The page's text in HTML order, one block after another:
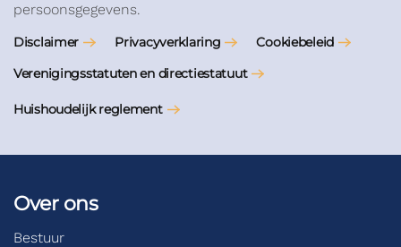
persoonsgegevens.
Disclaimer Privacyverklaring
Cookiebeleid
Verenigingsstatuten en directiestatuut
Huishoudelijk reglement
Over ons
Bestuur